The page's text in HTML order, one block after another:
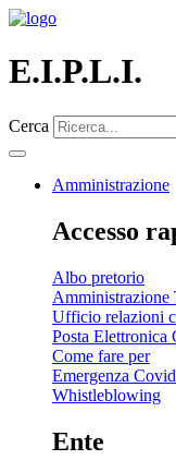
E.I.P.L.I.
Cerca
Amministrazione
Accesso
Albo pretorio
Amministrazione
Ufficio relazioni
Posta Elettronica
Come fare per
Emergenza
Whistleblowing
Ente